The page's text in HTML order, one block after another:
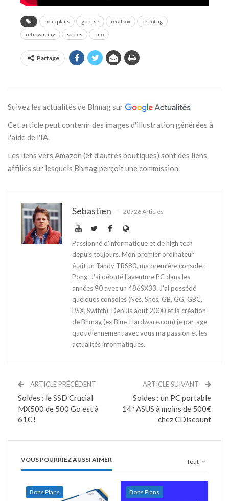
bons plans gpicase recalbox retroflag
retrogaming soldes tuto
Partage
Suivez les actualités de Bhmag sur
Cet article peut contenir des images d'illustration générées à
l'aide de l'IA.
Les liens vers Amazon (et d'autres boutiques) sont des liens
affiliés sur lesquels Bhmag perçoit une commission.
Sebastien 20726 Articles
Passionné d'informatique et de high tech
depuis toujours. Mon premier ordinateur
était un Tandy TRS80, ma première console :
Pong. J'ai débuté l'aventure PC dans les
années 90 avec un 486SX33. J'ai possédé
quelques consoles (Nes, Snes, GB, GG, GBC,
PSX, Switch). Depuis août 2000 et la création
de Bhmag (ex Blue-Hardware.com) je partage
quotidiennement avec vous ma passion et les
actualités informatiques.
ARTICLE PRÉCÉDENT
Soldes : le SSD Crucial
MX500 de 500 Go est à
61€ !
ARTICLE SUIVANT
Soldes : un PC portable
14″ ASUS à moins de 500€
chez CDiscount
Tout
VOUS POURRIEZ AUSSI AIMER
Bons Plans Bons Plans